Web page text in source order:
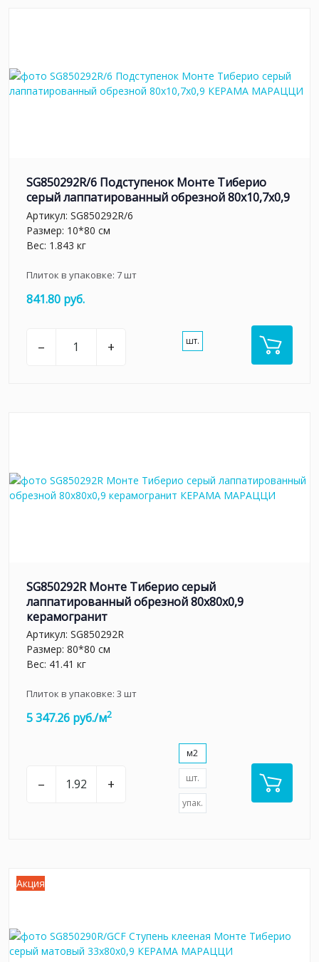
SG850292R/6 Подступенок Монте Тиберио
серый лаппатированный обрезной 80x10,7x0,9
Артикул: SG850292R/6
Размер: 10*80 см
Вес: 1.843 кг
Плиток в упаковке: 7шт
841.80 руб.
– + шт.
SG850292R Монте Тиберио серый
лаппатированный обрезной 80x80x0,9
керамогранит
Артикул: SG850292R
Размер: 80*80 см
Вес: 41.41 кг
Плиток в упаковке: 3 шт
5 347.26 руб./м2
– +
м2
шт.
упак.
Акция